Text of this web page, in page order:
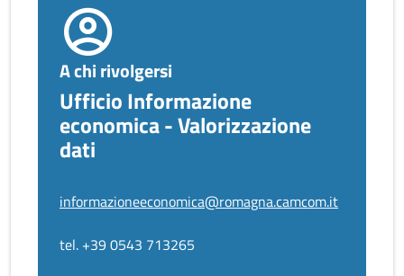
A chi rivolgersi
Ufficio Informazione
economica - Valorizzazione
dati
informazioneeconomica@romagna.camcom.it
tel. +39 0543 713265